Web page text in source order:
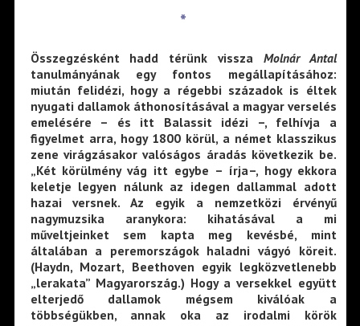
*
Összegzésként hadd térünk vissza Molnár Antal
tanulmányának egy fontos megállapításához:
miután felidézi, hogy a régebbi századok is éltek
nyugati dallamok áthonosításával a magyar verselés
emelésére – és itt Balassit idézi –, felhívja a
figyelmet arra, hogy 1800 körül, a német klasszikus
zene virágzásakor valóságos áradás következik be.
„Két körülmény vág itt egybe – írja–, hogy ekkora
keletje legyen nálunk az idegen dallammal adott
hazai versnek. Az egyik a nemzetközi érvényű
nagymuzsika aranykora: kihatásával a mi
műveltjeinket sem kapta meg kevésbé, mint
általában a peremországok haladni vágyó köreit.
(Haydn, Mozart, Beethoven egyik legközvetlenebb
„lerakata” Magyarország.) Hogy a versekkel együtt
elterjedő dallamok mégsem kiválóak a
többségükben, annak oka az irodalmi körök